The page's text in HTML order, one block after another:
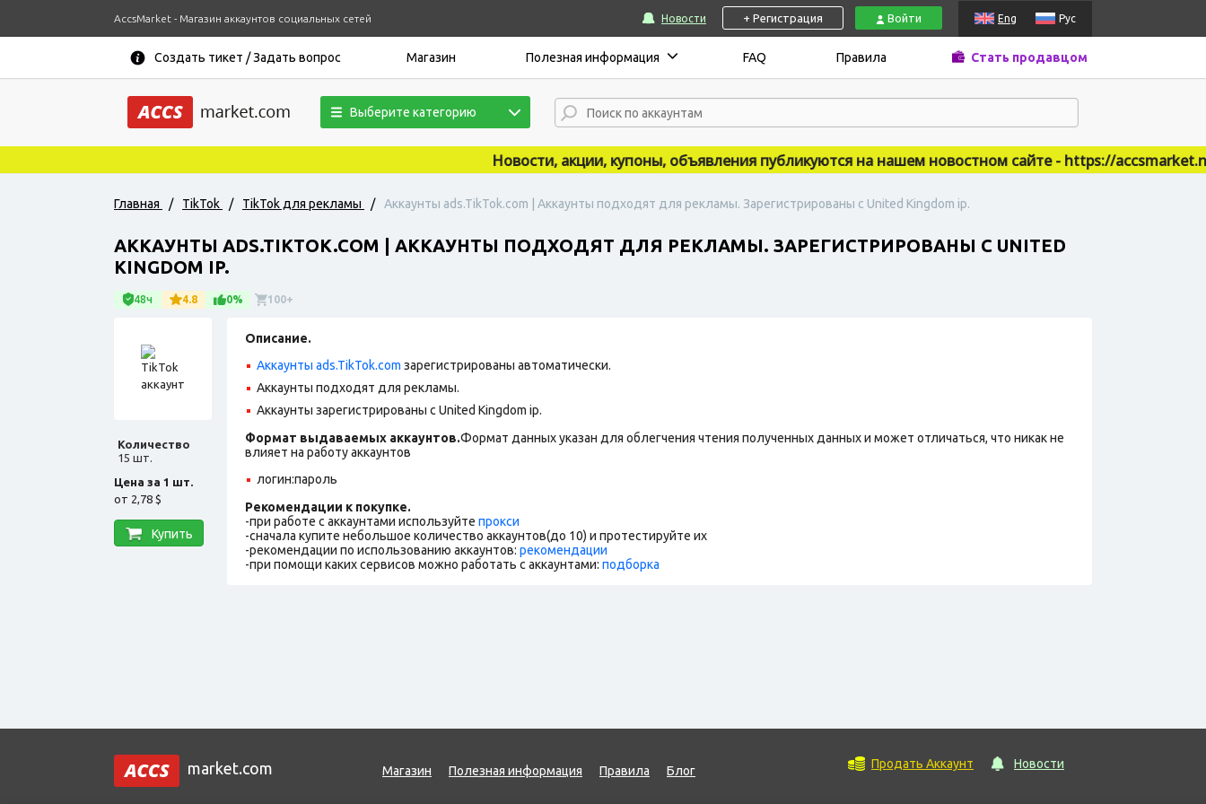
AccsMarket - Магазин аккаунтов социальных сетей Новости + Регистрация Войти Eng Рус
Создать тикет / Задать вопрос Магазин Полезная информация FAQ Правила Стать продавцом
Выберите категорию
Новости, акции, купоны, объявления публикуются на нашем новостном сайте - https://
Главная / TikTok / TikTok для рекламы / Аккаунты ads.TikTok.com | Аккаунты подходят для рекламы. Зарегистрированы с United Kingdom ip.
АККАУНТЫ ADS.TIKTOK.COM | АККАУНТЫ ПОДХОДЯТ ДЛЯ РЕКЛАМЫ. ЗАРЕГИСТРИРОВАНЫ С UNITED
KINGDOM IP.
48ч 4.8 0% 100+
Количество
15 шт.
Цена за 1 шт.
от 2,78 $
Купить
Описание.
Аккаунты ads.TikTok.com зарегистрированы автоматически.
Аккаунты подходят для рекламы.
Аккаунты зарегистрированы с United Kingdom ip.
Формат выдаваемых аккаунтов.Формат данных указан для облегчения чтения полученных данных и может отличаться, что никак не
влияет на работу аккаунтов
логин:пароль
Рекомендации к покупке.
-при работе с аккаунтами используйте прокси
-сначала купите небольшое количество аккаунтов(до 10) и протестируйте их
-рекомендации по использованию аккаунтов: рекомендации
-при помощи каких сервисов можно работать с аккаунтами: подборка
market.com Магазин Полезная информация Правила Блог Продать Аккаунт Новости